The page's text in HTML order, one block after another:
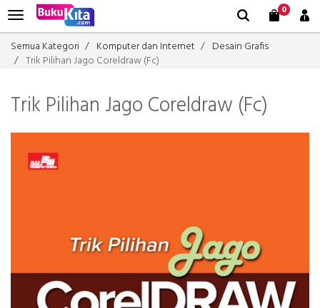
0
Semua Kategori Komputer dan Internet
Desain Grafis
Trik Pilihan Jago Coreldraw (Fc)
Trik Pilihan Jago Coreldraw (Fc)